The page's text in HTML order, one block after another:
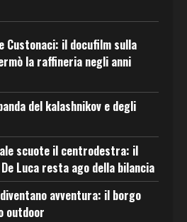
Custonaci: il docufilm sulla
la raffineria negli anni
del kalashnikov e degli
scuote il centrodestra: il
Luca resta ago della bilancia
avventura: il borgo
outdoor